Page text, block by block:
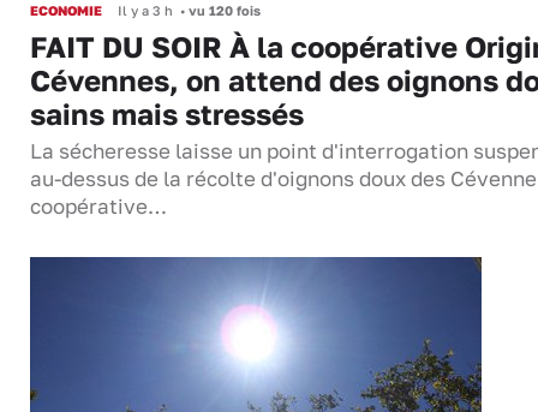
ECONOMIE Il y a 3 h • vu 120 fois
FAIT DU SOIR À la coopérative
Cévennes, on attend des oignons
sains mais stressés
La sécheresse laisse un point d'interrogation
au-dessus de la récolte d'oignons doux des
coopérative…